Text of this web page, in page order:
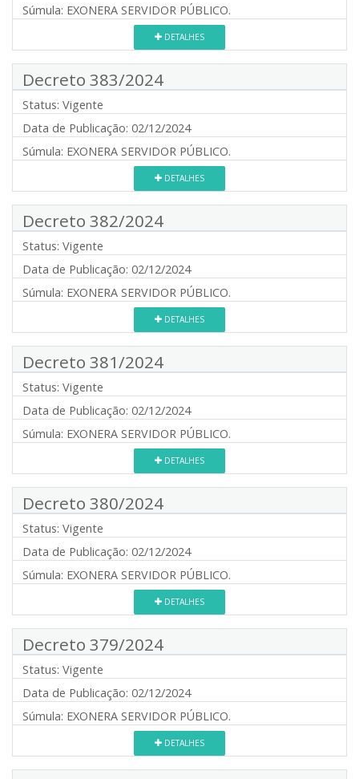
Súmula: EXONERA SERVIDOR PÚBLICO.
DETALHES
Decreto 383/2024
Status: Vigente
Data de Publicação: 02/12/2024
Súmula: EXONERA SERVIDOR PÚBLICO.
DETALHES
Decreto 382/2024
Status: Vigente
Data de Publicação: 02/12/2024
Súmula: EXONERA SERVIDOR PÚBLICO.
DETALHES
Decreto 381/2024
Status: Vigente
Data de Publicação: 02/12/2024
Súmula: EXONERA SERVIDOR PÚBLICO.
DETALHES
Decreto 380/2024
Status: Vigente
Data de Publicação: 02/12/2024
Súmula: EXONERA SERVIDOR PÚBLICO.
DETALHES
Decreto 379/2024
Status: Vigente
Data de Publicação: 02/12/2024
Súmula: EXONERA SERVIDOR PÚBLICO.
DETALHES